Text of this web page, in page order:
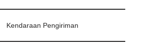
Kendaraan Pengiriman